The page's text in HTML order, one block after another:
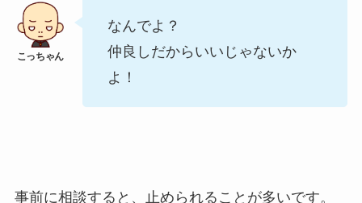
なんでよ？
仲良しだからいいじゃないか
よ！
事前に相談すると、止められることが多いです。